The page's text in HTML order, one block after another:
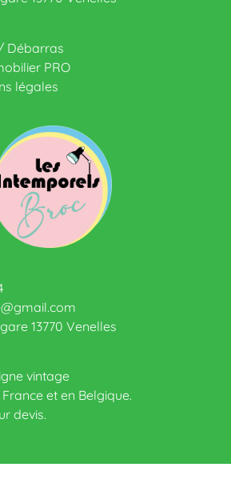
Débarras
PRO
légales
13770 Venelles
vintage
et en Belgique.
devis.